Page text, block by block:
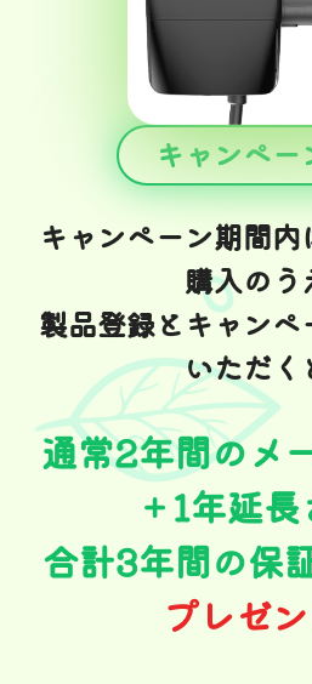
キャンペー
キャンペーン期間
購入のう
製品登録とキャンペ
いただく
通常2年間のメ
＋1年延長
合計3年間の保
プレゼン